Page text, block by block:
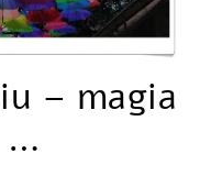
– magia
…